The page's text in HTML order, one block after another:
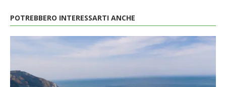
POTREBBERO INTERESSARTI ANCHE